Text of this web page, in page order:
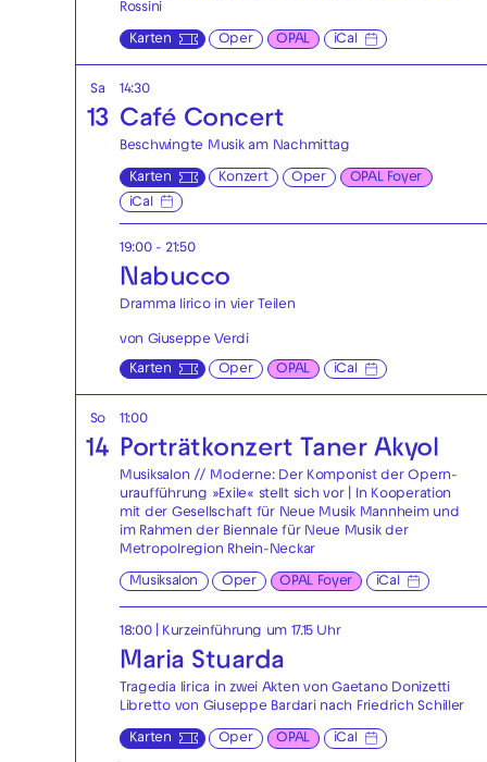
Rossini
Karten Oper OPAL iCal
Sa
13
14:30
Café Concert
Beschwingte Musik am Nachmittag
Karten Konzert Oper
OPAL Foyer
iCal
19:00 - 21:50
Nabucco
Dramma lirico in vier Teilen
von Giuseppe Verdi
Karten Oper OPAL iCal
So
14
11:00
Porträtkonzert Taner Akyol
Musiksalon // Moderne: Der Komponist der Opern-
uraufführung »Exile« stellt sich vor | In Kooperation
mit der Gesellschaft für Neue Musik Mannheim und
im Rahmen der Biennale für Neue Musik der
Metropolregion Rhein-Neckar
Musiksalon Oper OPAL Foyer iCal
18:00 | Kurzeinführung um 17.15 Uhr
Maria Stuarda
Tragedia lirica in zwei Akten von Gaetano Donizetti
Libretto von Giuseppe Bardari nach Friedrich Schiller
Karten Oper OPAL iCal